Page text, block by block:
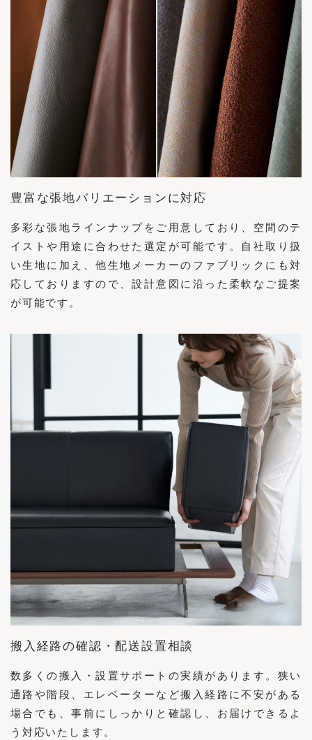
豊富な張地バリエーションに対応
多彩な張地ラインナップをご用意しており、空間のテ
イストや用途に合わせた選定が可能です。自社取り扱
い生地に加え、他生地メーカーのファブリックにも対
応しておりますので、設計意図に沿った柔軟なご提案
が可能です。
搬入経路の確認・配送設置相談
数多くの搬入・設置サポートの実績があります。狭い
通路や階段、エレベーターなど搬入経路に不安がある
場合でも、事前にしっかりと確認し、お届けできるよ
う対応いたします。